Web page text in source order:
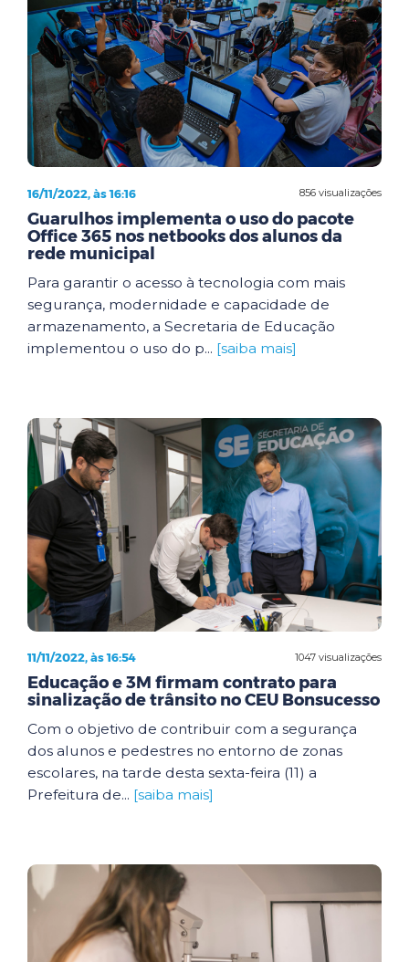
856 visualizações
16/11/2022, às 16:16
Guarulhos implementa o uso do pacote
Office 365 nos netbooks dos alunos da
rede municipal
Para garantir o acesso à tecnologia com mais
segurança, modernidade e capacidade de
armazenamento, a Secretaria de Educação
implementou o uso do p... [saiba mais]
1047 visualizações
11/11/2022, às 16:54
Educação e 3M firmam contrato para
sinalização de trânsito no CEU Bonsucesso
Com o objetivo de contribuir com a segurança
dos alunos e pedestres no entorno de zonas
escolares, na tarde desta sexta-feira (11) a
Prefeitura de... [saiba mais]